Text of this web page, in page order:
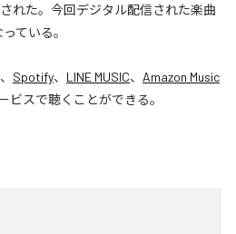
された。今回デジタル配信された楽曲
ている。
、 Spotify、 LINE MUSIC、 Amazon Music
ビスで聴くことができる。